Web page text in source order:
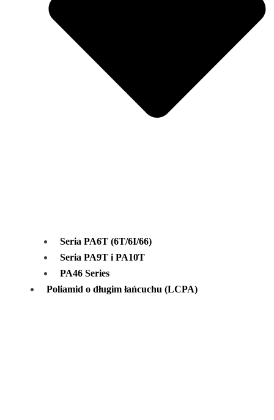
Seria PA6T (6T/6I/66)
Seria PA9T i PA10T
PA46 Series
Poliamid o długim łańcuchu (LCPA)